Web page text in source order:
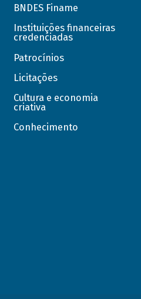
BNDES Finame
Instituições financeiras
credenciadas
Patrocínios
Licitações
Cultura e economia
criativa
Conhecimento